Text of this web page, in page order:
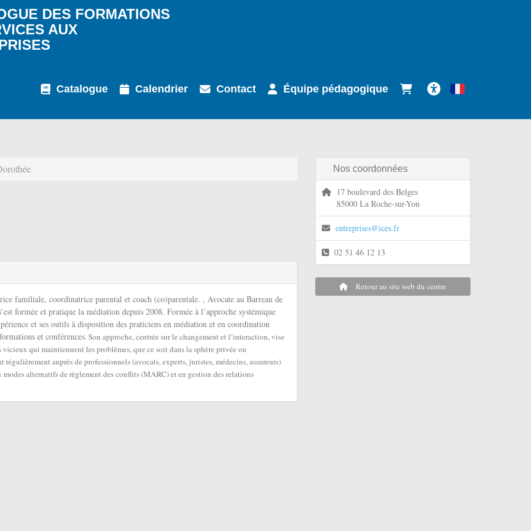
DES FORMATIONS
AUX
Catalogue Calendrier Contact
Équipe pédagogique
Français
familiale, coordinatrice parental et coach (co)parentale. , Avocate au Barreau de
formée et pratique la médiation depuis 2008. Formée à l’approche systémique
et ses outils à disposition des praticiens en médiation et en coordination
et conférences. Son approche, centrée sur le changement et l’interaction, vise
qui maintiennent les problèmes, que ce soit dans la sphère privée ou
auprès de professionnels (avocats, experts, juristes, médecins, assureurs)
modes alternatifs de règlement des conflits (MARC)et en gestion des relations
Nos coordonnées
17 boulevard des Belges
85000 La Roche-sur-Yon
entreprises@ices.fr
02 51 46 12 13
Retour au site web du centre